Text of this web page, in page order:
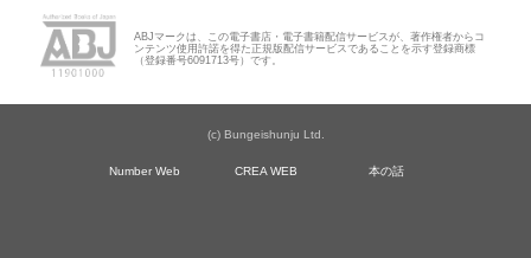
ABJマークは、この電子書店・電子書籍配信サービスが、著作権者からコ
ンテンツ使用許諾を得た正規版配信サービスであることを示す登録商標
（登録番号6091713号）です。
(c) Bungeishunju Ltd.
Number Web CREA WEB 本の話